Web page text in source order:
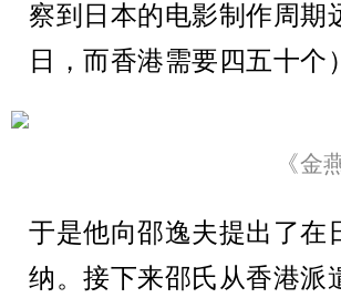
察到日本的电影制作周期
日，而香港需要四五十个
《金
于是他向邵逸夫提出了在
纳。接下来邵氏从香港派